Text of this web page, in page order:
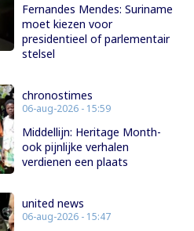
Fernandes Mendes: Suriname
moet kiezen voor
presidentieel of parlementair
stelsel
chronostimes
06-aug-2026 - 15:59
Middellijn: Heritage Month-
ook pijnlijke verhalen
verdienen een plaats
united news
06-aug-2026 - 15:47